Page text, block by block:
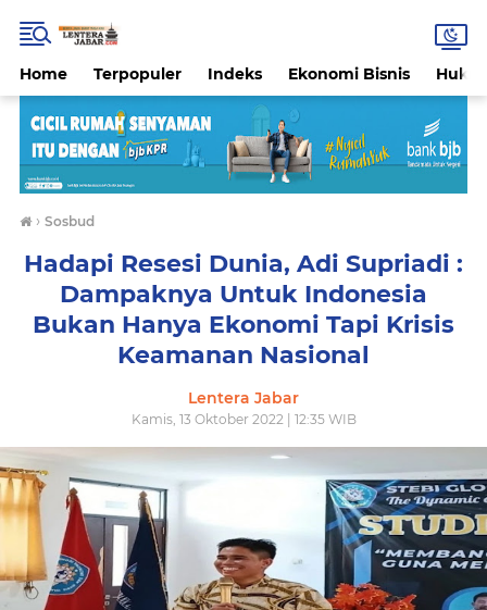
Home Terpopuler Indeks Ekonomi Bisnis
› Sosbud
Hadapi Resesi Dunia, Adi Supriadi :
Dampaknya Untuk Indonesia
Bukan Hanya Ekonomi Tapi Krisis
Keamanan Nasional
Lentera Jabar
Kamis, 13 Oktober 2022 | 12:35 WIB